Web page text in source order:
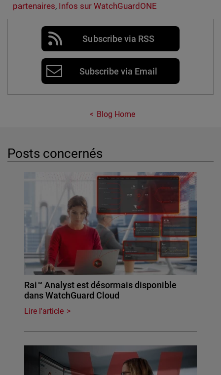
partenaires, Infos sur WatchGuardONE
Subscribe via RSS
Subscribe via Email
Blog Home
Posts concernés
Rai™ Analyst est désormais disponible
dans WatchGuard Cloud
Lire l'article